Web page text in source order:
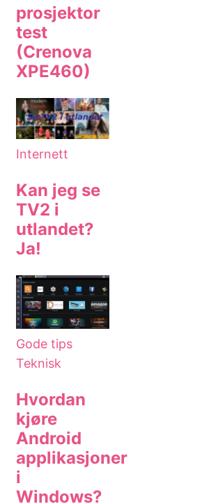
prosjektor
test
(Crenova
XPE460)
Internett
Kan jeg se
TV2 i
utlandet?
Ja!
Gode tips
Teknisk
Hvordan
kjøre
Android
applikasjoner
i
Windows?